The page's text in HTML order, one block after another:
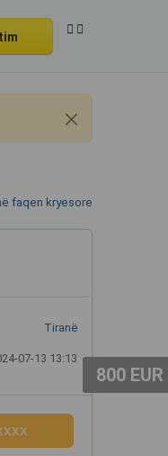
faqen kryesore
800 EUR
Tiranë
07-13 13:13